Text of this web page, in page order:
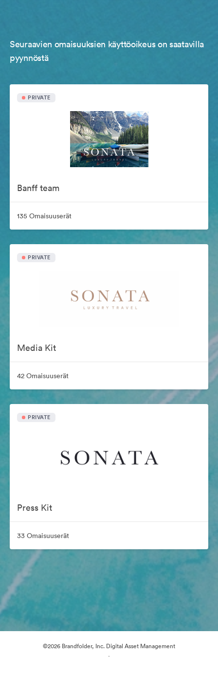
Seuraavien omaisuuksien käyttöoikeus on saatavilla
pyynnöstä
PRIVATE
Banff team
135 Omaisuuserät
PRIVATE
Media Kit
42 Omaisuuserät
PRIVATE
Press Kit
33 Omaisuuserät
©2026 Brandfolder, Inc. Digital Asset Management
·